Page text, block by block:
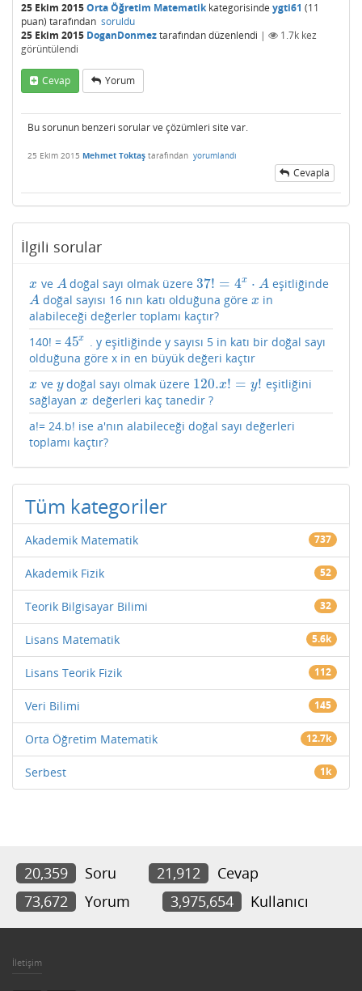
25 Ekim 2015Orta Öğretim Matematikkategorisinde ygti61 (11
puan) tarafından soruldu
25 Ekim 2015 DoganDonmeztarafındandüzenlendi | 1.7k kez
görüntülendi
Cevap Yorum
Bu sorunun benzeri sorular ve çözümleri site var.
25 Ekim 2015 Mehmet Toktaş tarafından yorumlandı
Cevapla
İlgili sorular
x
x ve A
A doğal sayı olmak üzere37! = 4x ⋅ A
37!= 4x ⋅A eşitliğinde
A
A doğal sayısı 16 nın katı olduğuna göre x
x in
alabileceği değerler toplamı kaçtır?
140! = 45x
45x . y eşitliğinde y sayısı 5 in katı bir doğal sayı
olduğuna göre x in en büyük değeri kaçtır
x
x ve y
ydoğal sayı olmak üzere 120.x! = y!
120.x!= y!
eşitliğini
sağlayan x
x değerleri kaç tanedir ?
a!= 24.b! ise a'nın alabileceği doğal sayı değerleri
toplamı kaçtır?
Tüm kategoriler
Akademik Matematik 737
Akademik Fizik 52
Teorik Bilgisayar Bilimi 32
Lisans Matematik 5.6k
Lisans Teorik Fizik 112
Veri Bilimi 145
Orta Öğretim Matematik 12.7k
Serbest 1k
20,359 Soru 21,912
Cevap
73,672
Yorum 3,975,654 Kullanıcı
İletişim